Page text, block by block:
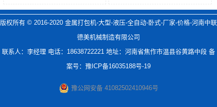
2019-04-18 2019-05-21
版权所有 © 2016-2020 金属打包机-大型-液压-全自动-卧式-厂家-价格-河南中联
德美机械制造有限公司
联系人：李经理 电话：18638722221 地址：河南省焦作市温县谷黄路中段 备
案号： 豫ICP备16035188号-19
豫公网安备 41082502410946号